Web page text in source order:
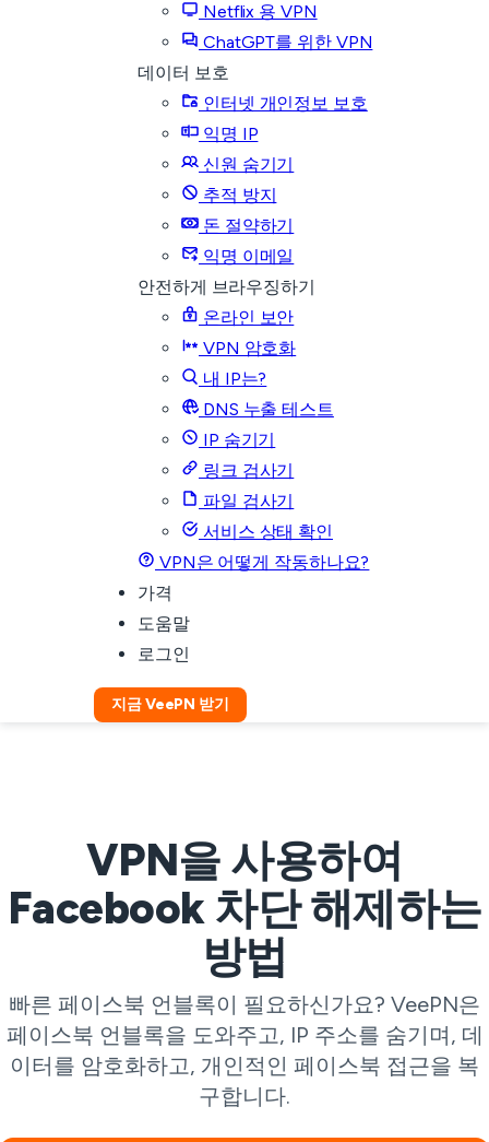
Netflix 용 VPN
ChatGPT를 위한 VPN
데이터 보호
인터넷 개인정보 보호
익명 IP
신원 숨기기
추적 방지
돈 절약하기
익명 이메일
안전하게 브라우징하기
온라인 보안
VPN 암호화
내 IP는?
DNS 누출 테스트
IP 숨기기
링크 검사기
파일 검사기
서비스 상태 확인
VPN은 어떻게 작동하나요?
가격
도움말
로그인
지금 VeePN 받기
VPN을 사용하여
Facebook 차단 해제하는
방법
빠른 페이스북 언블록이 필요하신가요? VeePN은
페이스북 언블록을 도와주고, IP 주소를 숨기며, 데
이터를 암호화하고, 개인적인 페이스북 접근을 복
구합니다.